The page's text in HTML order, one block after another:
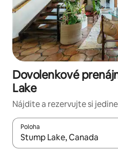
Dovolenkové
Lake
Nájdite a rezervujte si
Poloha
Keď budú výsledky k